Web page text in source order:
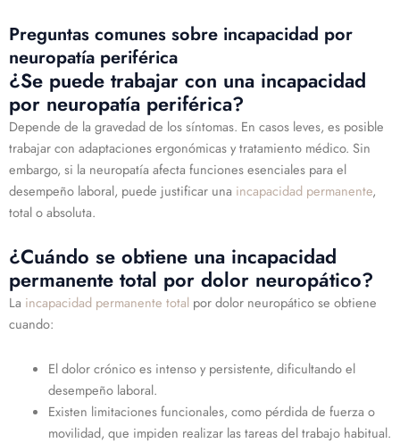
Preguntas comunes sobre incapacidad por
neuropatía periférica
¿Se puede trabajar con una incapacidad
por neuropatía periférica?
Depende de la gravedad de los síntomas. En casos leves, es posible
trabajar con adaptaciones ergonómicas y tratamiento médico. Sin
embargo, si la neuropatía afecta funciones esenciales para el
desempeño laboral, puede justificar una incapacidad permanente,
total o absoluta.
¿Cuándo se obtiene una incapacidad
permanente total por dolor neuropático?
La incapacidad permanente total por dolor neuropático se obtiene
cuando:
El dolor crónico es intenso y persistente, dificultando el
desempeño laboral.
Existen limitaciones funcionales, como pérdida de fuerza o
movilidad, que impiden realizar las tareas del trabajo habitual.